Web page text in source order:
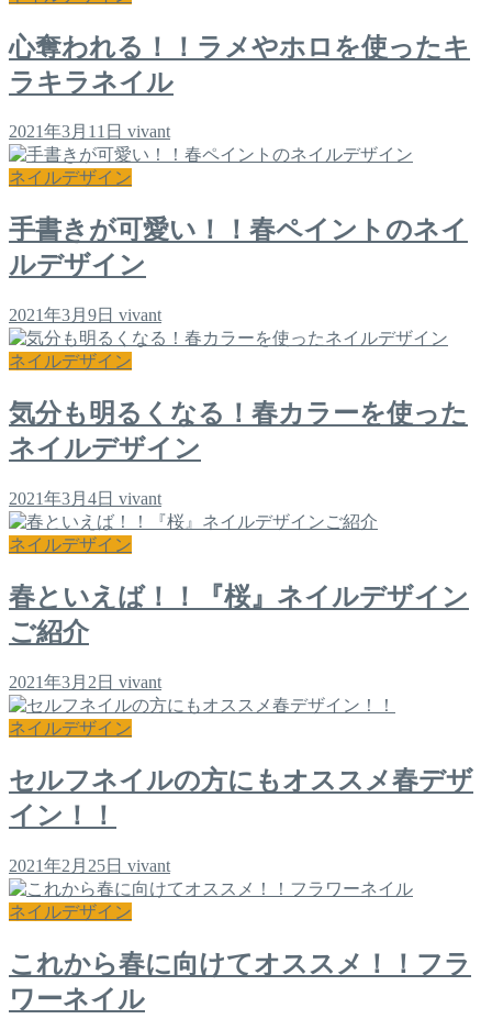
心奪われる！！ラメやホロを使ったキ
ラキラネイル
2021年3月11日 vivant
ネイルデザイン
手書きが可愛い！！春ペイントのネイ
ルデザイン
2021年3月9日 vivant
ネイルデザイン
気分も明るくなる！春カラーを使った
ネイルデザイン
2021年3月4日 vivant
ネイルデザイン
春といえば！！『桜』ネイルデザイン
ご紹介
2021年3月2日 vivant
ネイルデザイン
セルフネイルの方にもオススメ春デザ
イン！！
2021年2月25日 vivant
ネイルデザイン
これから春に向けてオススメ！！フラ
ワーネイル